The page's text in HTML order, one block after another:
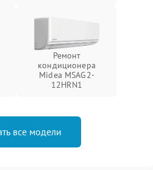
Ремонт
кондиционера
Midea MSAG2-
12HRN1
все модели